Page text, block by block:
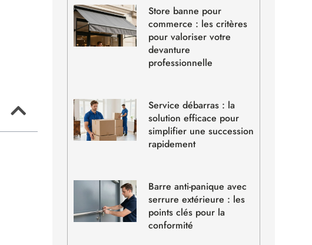
Store banne pour
commerce : les critères
pour valoriser votre
devanture
professionnelle
Service débarras : la
solution efficace pour
simplifier une succession
rapidement
Barre anti-panique avec
serrure extérieure : les
points clés pour la
conformité